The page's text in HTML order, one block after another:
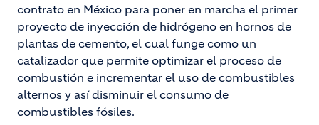
contrato en México para poner en marcha el primer
proyecto de inyección de hidrógeno en hornos de
plantas de cemento, el cual funge como un
catalizador que permite optimizar el proceso de
combustión e incrementar el uso de combustibles
alternos y así disminuir el consumo de
combustibles fósiles.